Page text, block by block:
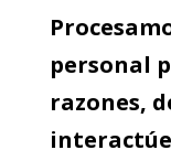
personal
razones,